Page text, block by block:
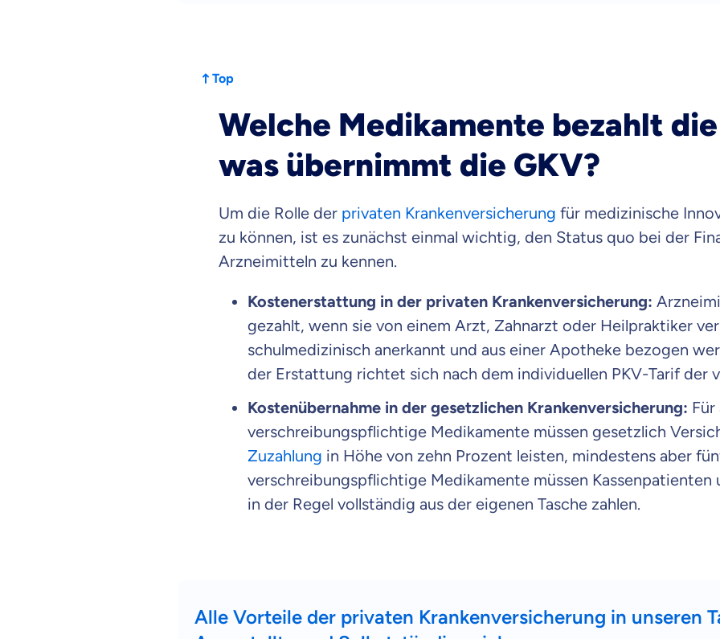
Top
Welche Medikamente bezahlt
was übernimmt die GKV?
Um die Rolle der privaten Krankenversicherung für medizinische
zu können, ist es zunächst einmal wichtig, den Status quo bei der
Arzneimitteln zu kennen.
Kostenerstattung in der privaten Krankenversicherung:
gezahlt, wenn sie von einem Arzt, Zahnarzt oder Heilpraktiker
schulmedizinisch anerkannt und aus einer Apotheke bezogen
der Erstattung richtet sich nach dem individuellen PKV-Tarif der
Kostenübernahme in der gesetzlichen Krankenversicherung:
verschreibungspflichtige Medikamente müssen gesetzlich
Zuzahlung in Höhe von zehn Prozent leisten, mindestens aber
verschreibungspflichtige Medikamente müssen
in der Regel vollständig aus der eigenen Tasche zahlen.
Alle Vorteile der privaten Krankenversicherung in unseren
Weil es uns wichtig ist, dass du
Objektive und faire Beratung
Wir möchten, dass du dich aus Überzeugung für uns entscheidest.
Wir helfen dir dabei Unterschiede in Versicherungen zu verstehen
Wozu dürfen wir dich beraten?
Versicherungsprodukt wählen
Krankenvoll
Versicherung